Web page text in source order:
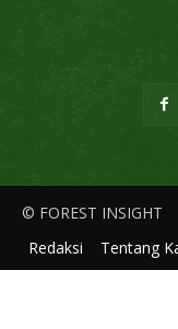
© FOREST INSIGHT
Redaksi
Tentang